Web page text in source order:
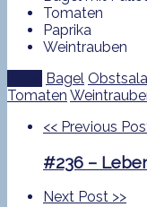
Tomaten
Paprika
Weintrauben
Bagel
Tomaten
<< Previous
#236 –
Next Post >>